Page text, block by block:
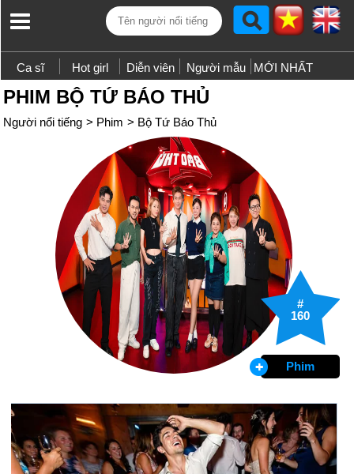
Ca sĩ Hot girl Diễn viên Người mẫu MỚI NHẤT
PHIM BỘ TỨ BÁO THỦ
Người nổi tiếng > Phim > Bộ Tứ Báo Thủ
#
160
Phim